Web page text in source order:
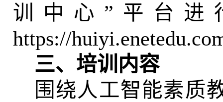
训中心”平台进
https://
三、培训内容
围绕人工智能素质